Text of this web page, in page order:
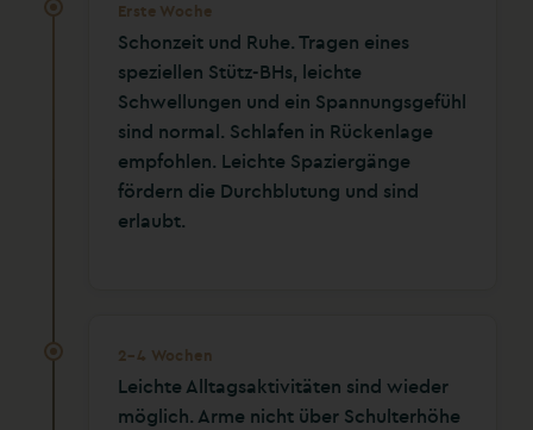
Erste Woche
Schonzeit und Ruhe. Tragen eines
speziellen Stütz-BHs, leichte
Schwellungen und ein Spannungsgefühl
sind normal. Schlafen in Rückenlage
empfohlen. Leichte Spaziergänge
fördern die Durchblutung und sind
erlaubt.
2–4 Wochen
Leichte Alltagsaktivitäten sind wieder
möglich. Arme nicht über Schulterhöhe